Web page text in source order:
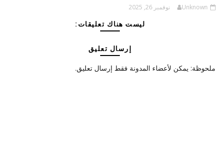
Unknown نوفمبر 26, 2025
ليست هناك تعليقات:
إرسال تعليق
ملحوظة: يمكن لأعضاء المدونة فقط إرسال تعليق.